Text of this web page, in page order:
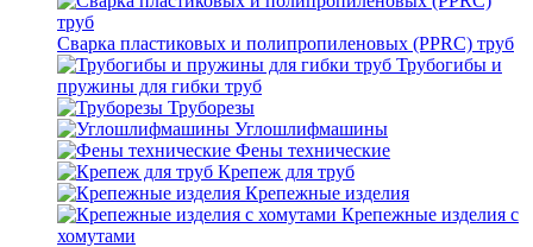
Сварка пластиковых и полипропиленовых (PPRC) труб
Трубогибы и
пружины для гибки труб
Труборезы
Углошлифмашины
Фены технические
Крепеж для труб
Крепежные изделия
Крепежные изделия с
хомутами